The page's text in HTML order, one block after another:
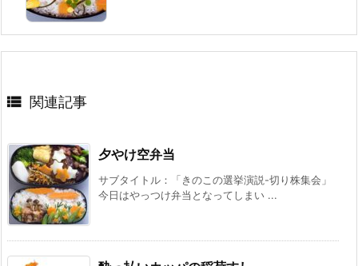
 関連記事
夕やけ空弁当
サブタイトル：「きのこの選挙演説-切り株集会」
今日はやっつけ弁当となってしまい ...